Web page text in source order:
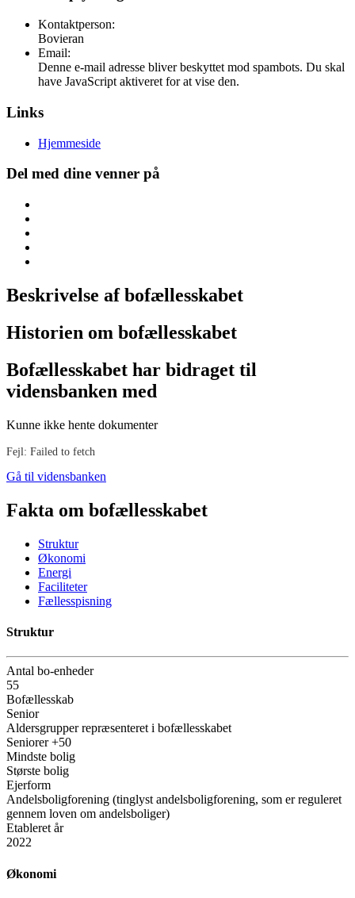
Kontaktperson:
Bovieran
Email:
Denne e-mail adresse bliver beskyttet mod spambots. Du skal
have JavaScript aktiveret for at vise den.
Links
Hjemmeside
Del med dine venner på
Beskrivelse af bofællesskabet
Historien om bofællesskabet
Bofællesskabet har bidraget til
vidensbanken med
Kunne ikke hente dokumenter
Fejl: Failed to fetch
Gå til vidensbanken
Fakta om bofællesskabet
Struktur
Økonomi
Energi
Faciliteter
Fællesspisning
Struktur
Antal bo-enheder
55
Bofællesskab
Senior
Aldersgrupper repræsenteret i bofællesskabet
Seniorer +50
Mindste bolig
Største bolig
Ejerform
Andelsboligforening (tinglyst andelsboligforening, som er reguleret
gennem loven om andelsboliger)
Etableret år
2022
Økonomi